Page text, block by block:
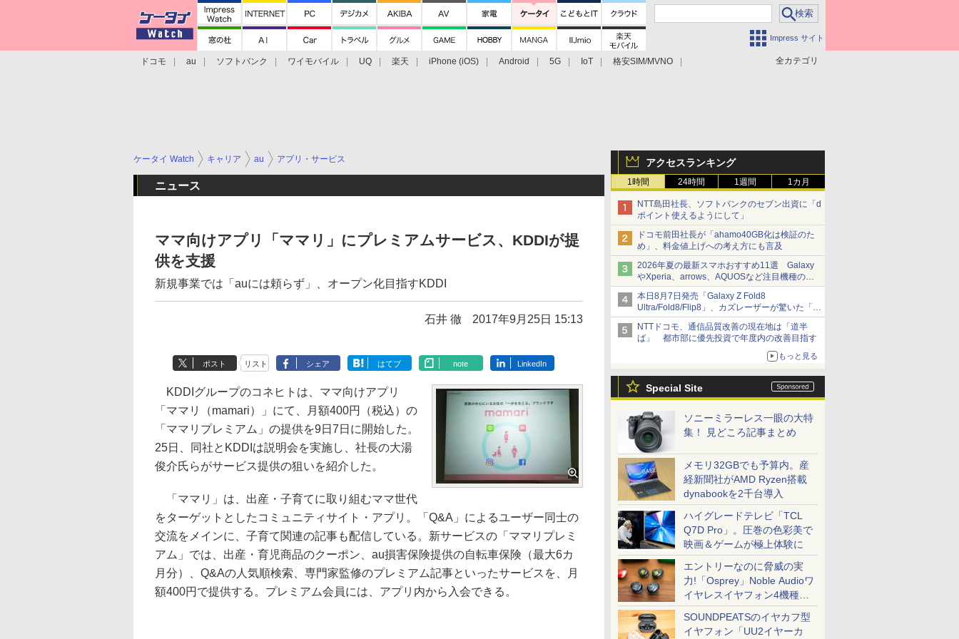
Impress サイト
全カテゴリ
ドコモ au ソフトバンク ワイモバイル UQ 楽天 iPhone (iOS) Android 5G IoT
格安SIM/MVNO
アクセスランキング
1時間 24時間 1週間 1カ月
NTT島田社長、ソフトバンクのセブン出資に「d
ポイント使えるようにして」
ドコモ前田社長が「ahamo40GB化は検証のた
め」、料金値上げへの考え方にも言及
2026年夏の最新スマホおすすめ11選 Galaxy
やXperia、arrows、AQUOSなど注目機種の特
徴は
本日8月7日発売「Galaxy Z Fold8
Ultra/Fold8/Flip8」、カズレーザーが驚いた「そ
ば屋のメニュー並みの薄さ」
NTTドコモ、通信品質改善の現在地は「道半
ば」 都市部に優先投資で年度内の改善目指す
もっと見る
Special Site
ソニーミラーレス一眼の大特
集！ 見どころ記事まとめ
メモリ32GBでも予算内。産
経新聞社がAMD Ryzen搭載
dynabookを2千台導入
ハイグレードテレビ「TCL
Q7D Pro」。圧巻の色彩美で
映画＆ゲームが極上体験に
エントリーなのに脅威の実
力!「Osprey」Noble Audioワ
イヤレスイヤフォン4機種を
一気に聴く
SOUNDPEATSのイヤカフ型
イヤフォン「UU2イヤーカ
ケータイ Watch キャリア au アプリ・サービス
ニュース
ママ向けアプリ「ママリ」にプレミアムサービス、KDDIが提
供を支援
新規事業では「auには頼らず」、オープン化目指すKDDI
石井 徹 2017年9月25日 15:13
ポスト リスト シェア はてブ note LinkedIn
KDDIグループのコネヒトは、ママ向けアプリ
「ママリ（mamari）」にて、月額400円（税込）の
「ママリプレミアム」の提供を9日7日に開始した。
25日、同社とKDDIは説明会を実施し、社長の大湯
俊介氏らがサービス提供の狙いを紹介した。
「ママリ」は、出産・子育てに取り組むママ世代
をターゲットとしたコミュニティサイト・アプリ。「Q&A」によるユーザー同士の
交流をメインに、子育て関連の記事も配信している。新サービスの「ママリプレミ
アム」では、出産・育児商品のクーポン、au損害保険提供の自転車保険（最大6カ
月分）、Q&Aの人気順検索、専門家監修のプレミアム記事といったサービスを、月
額400円で提供する。プレミアム会員には、アプリ内から入会できる。